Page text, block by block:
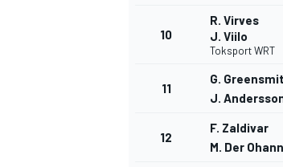
10
R. Virves
J. Viilo
Toksport WRT
11
G.
J.
12
F. Zaldivar
M. Der